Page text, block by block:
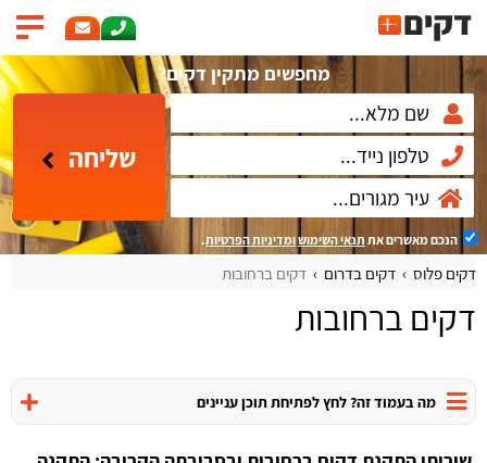
מחפשים מתקין דקים?
שליחה
הנכם מאשרים את תנאי השימושומדיניות הפרטיות.
דקים פלוס דקים בדרום דקים ברחובות
דקים ברחובות
מה בעמוד זה? לחץ לפתיחת תוכן עניינים